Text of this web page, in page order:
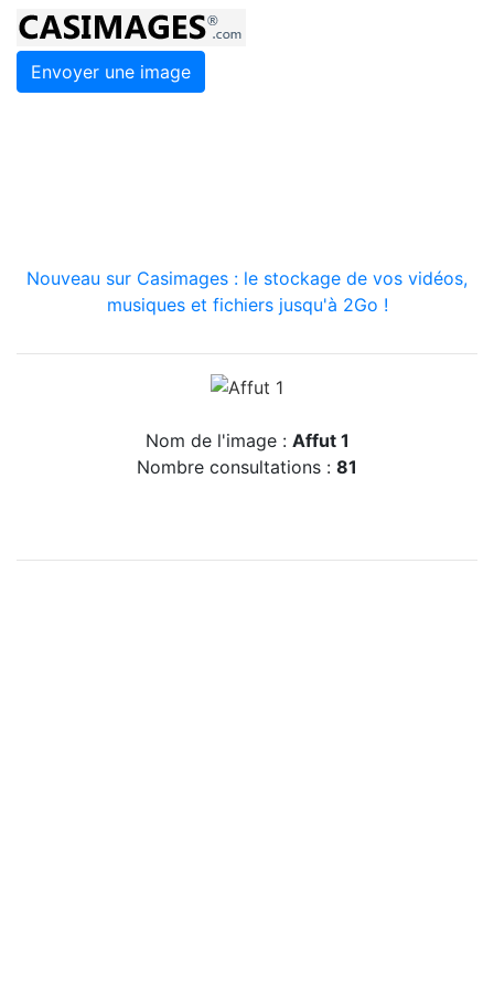
Envoyer une image
Nouveau sur Casimages : le stockage de vos vidéos,
musiques et fichiers jusqu'à 2Go !
Nom de l'image : Affut 1
Nombre consultations : 81